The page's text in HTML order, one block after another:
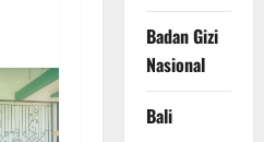
Badan Gizi
Nasional
Bali